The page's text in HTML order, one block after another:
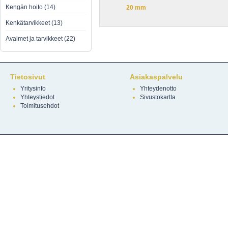
Kengän hoito (14)
Kenkätarvikkeet (13)
Avaimet ja tarvikkeet (22)
20 mm
Tietosivut
Yritysinfo
Yhteystiedot
Toimitusehdot
Asiakaspalvelu
Yhteydenotto
Sivustokartta